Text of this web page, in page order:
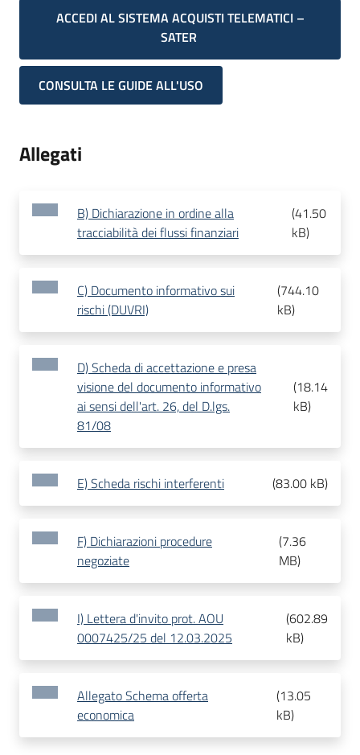
ACCEDI AL SISTEMA ACQUISTI TELEMATICI –
SATER
CONSULTA LE GUIDE ALL'USO
Allegati
B) Dichiarazione in ordine alla
tracciabilità dei flussi finanziari
(41.50
kB)
C) Documento informativo sui
rischi (DUVRI)
(744.10
kB)
D) Scheda di accettazione e presa
visione del documento informativo
ai sensi dell'art. 26, del D.lgs.
81/08
(18.14
kB)
E) Scheda rischi interferenti (83.00 kB)
F) Dichiarazioni procedure
negoziate
(7.36
MB)
I) Lettera d'invito prot. AOU
0007425/25 del 12.03.2025
(602.89
kB)
Allegato Schema offerta
economica
(13.05
kB)